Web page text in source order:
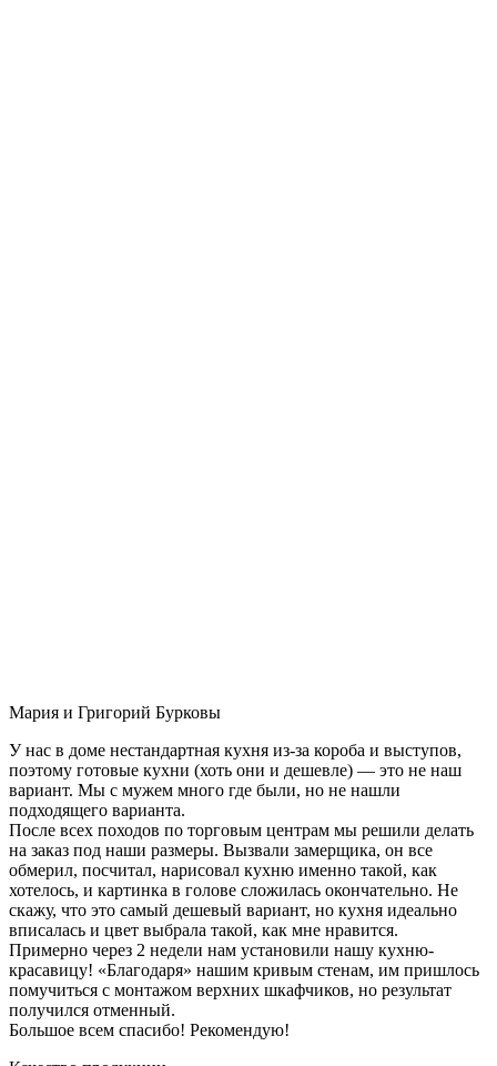
Мария и Григорий Бурковы
У нас в доме нестандартная кухня из-за короба и выступов,
поэтому готовые кухни (хоть они и дешевле) — это не наш
вариант. Мы с мужем много где были, но не нашли
подходящего варианта.
После всех походов по торговым центрам мы решили делать
на заказ под наши размеры. Вызвали замерщика, он все
обмерил, посчитал, нарисовал кухню именно такой, как
хотелось, и картинка в голове сложилась окончательно. Не
скажу, что это самый дешевый вариант, но кухня идеально
вписалась и цвет выбрала такой, как мне нравится.
Примерно через 2 недели нам установили нашу кухню-
красавицу! «Благодаря» нашим кривым стенам, им пришлось
помучиться с монтажом верхних шкафчиков, но результат
получился отменный.
Большое всем спасибо! Рекомендую!